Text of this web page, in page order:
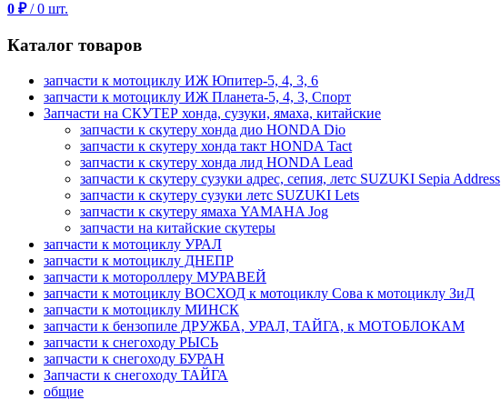
0 ₽ /0 шт.
Каталог товаров
запчасти к мотоциклу ИЖ Юпитер-5, 4, 3, 6
запчасти к мотоциклу ИЖ Планета-5, 4, 3, Спорт
Запчасти на СКУТЕР хонда, сузуки, ямаха, китайские
запчасти к скутеру хонда дио HONDA Dio
запчасти к скутеру хонда такт HONDA Tact
запчасти к скутеру хонда лид HONDA Lead
запчасти к скутеру сузуки адрес, сепия, летс SUZUKI Sepia Address
запчасти к скутеру сузуки летс SUZUKI Lets
запчасти к скутеру ямаха YAMAHA Jog
запчасти на китайские скутеры
запчасти к мотоциклу УРАЛ
запчасти к мотоциклу ДНЕПР
запчасти к мотороллеру МУРАВЕЙ
запчасти к мотоциклу ВОСХОД к мотоциклу Сова к мотоциклу ЗиД
запчасти к мотоциклу МИНСК
запчасти к бензопиле ДРУЖБА, УРАЛ, ТАЙГА, к МОТОБЛОКАМ
запчасти к снегоходу РЫСЬ
запчасти к снегоходу БУРАН
Запчасти к снегоходу ТАЙГА
общие